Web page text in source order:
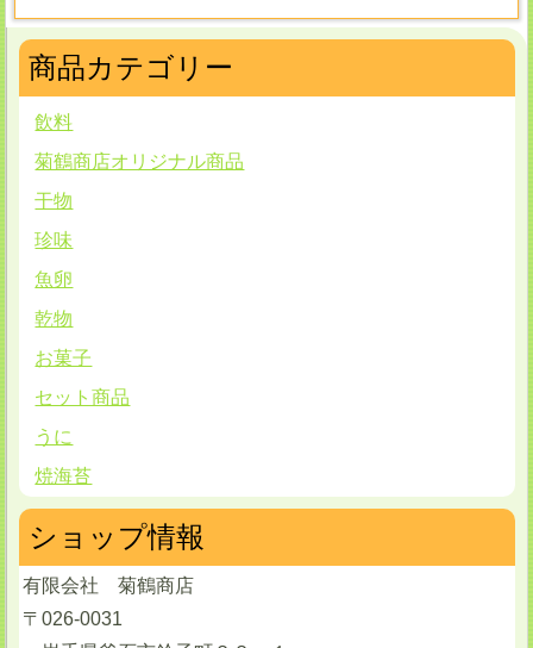
商品カテゴリー
飲料
菊鶴商店オリジナル商品
干物
珍味
魚卵
乾物
お菓子
セット商品
うに
焼海苔
ショップ情報
有限会社 菊鶴商店
〒026-0031